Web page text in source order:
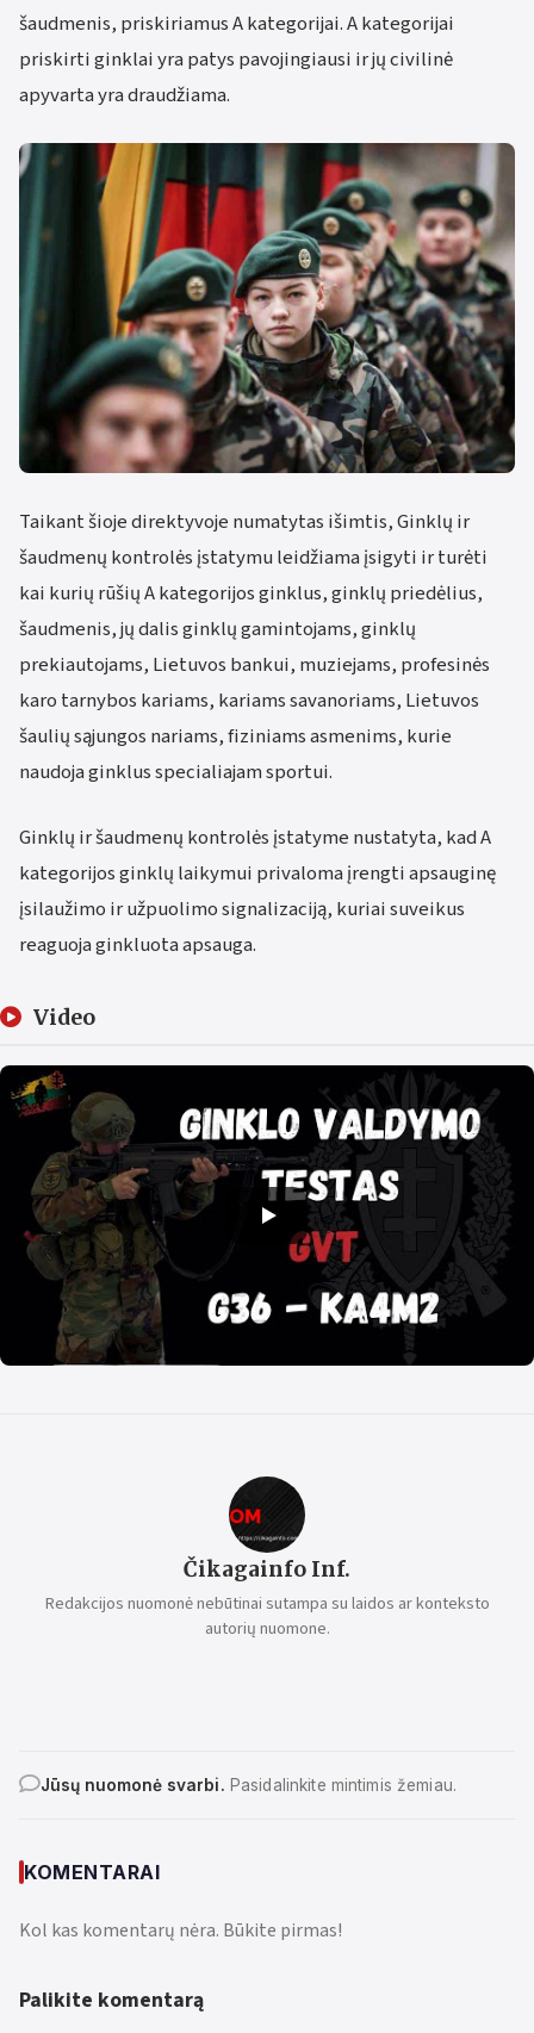
šaudmenis, priskiriamus A kategorijai. A kategorijai
priskirti ginklai yra patys pavojingiausi ir jų civilinė
apyvarta yra draudžiama.
Taikant šioje direktyvoje numatytas išimtis, Ginklų ir
šaudmenų kontrolės įstatymu leidžiama įsigyti ir turėti
kai kurių rūšių A kategorijos ginklus, ginklų priedėlius,
šaudmenis, jų dalis ginklų gamintojams, ginklų
prekiautojams, Lietuvos bankui, muziejams, profesinės
karo tarnybos kariams, kariams savanoriams, Lietuvos
šaulių sąjungos nariams, fiziniams asmenims, kurie
naudoja ginklus specialiajam sportui.
Ginklų ir šaudmenų kontrolės įstatyme nustatyta, kad A
kategorijos ginklų laikymui privaloma įrengti apsauginę
įsilaužimo ir užpuolimo signalizaciją, kuriai suveikus
reaguoja ginkluota apsauga.
Video
Čikagainfo Inf.
Redakcijos nuomonė nebūtinai sutampa su laidos ar konteksto
autorių nuomone.
Jūsų nuomonė svarbi. Pasidalinkite mintimis žemiau.
KOMENTARAI
Kol kas komentarų nėra. Būkite pirmas!
Palikite komentarą